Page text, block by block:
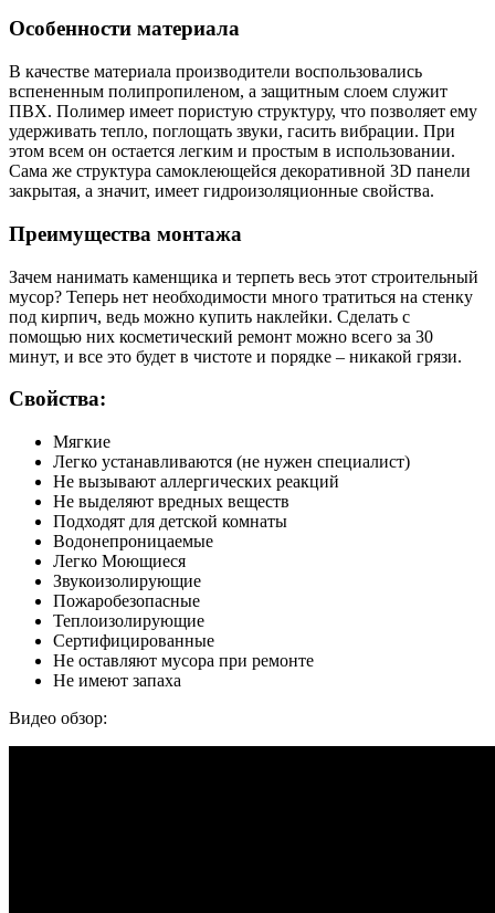
Особенности материала
В качестве материала производители воспользовались
вспененным полипропиленом, а защитным слоем служит
ПВХ. Полимер имеет пористую структуру, что позволяет ему
удерживать тепло, поглощать звуки, гасить вибрации. При
этом всем он остается легким и простым в использовании.
Сама же структура самоклеющейся декоративной 3D панели
закрытая, а значит, имеет гидроизоляционные свойства.
Преимущества монтажа
Зачем нанимать каменщика и терпеть весь этот строительный
мусор? Теперь нет необходимости много тратиться на стенку
под кирпич, ведь можно купить наклейки. Сделать с
помощью них косметический ремонт можно всего за 30
минут, и все это будет в чистоте и порядке – никакой грязи.
Свойства:
Мягкие
Легко устанавливаются (не нужен специалист)
Не вызывают аллергических реакций
Не выделяют вредных веществ
Подходят для детской комнаты
Водонепроницаемые
Легко Моющиеся
Звукоизолирующие
Пожаробезопасные
Теплоизолирующие
Сертифицированные
Не оставляют мусора при ремонте
Не имеют запаха
Видео обзор: